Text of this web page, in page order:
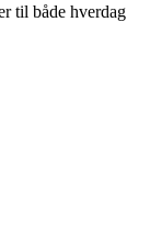
til både hverdag